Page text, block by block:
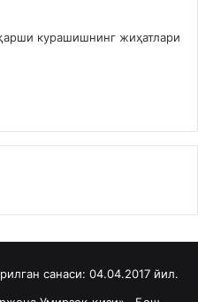
курашишнинг жиҳатлари
санаси: 04.04.2017 йил.